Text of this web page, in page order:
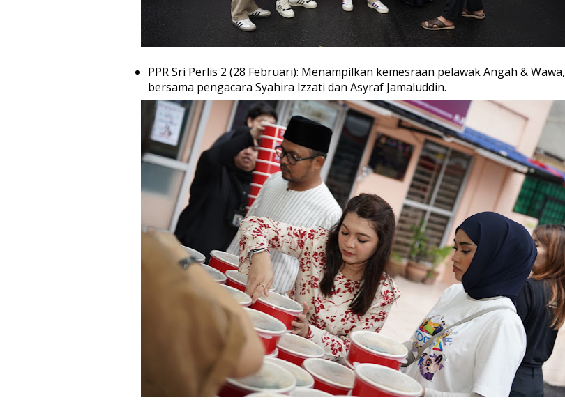
PPR Sri Perlis 2 (28 Februari): Menampilkan kemesraan pelawak Angah & Wawa,
bersama pengacara Syahira Izzati dan Asyraf Jamaluddin.